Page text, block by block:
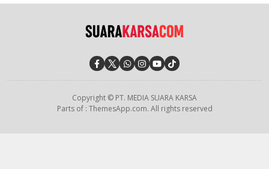
Copyright © PT. MEDIA SUARA KARSA
Parts of : ThemesApp.com. All rights reserved